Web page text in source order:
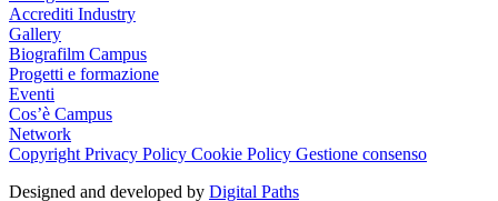
Accrediti Industry
Gallery
Biografilm Campus
Progetti e formazione
Eventi
Cos’è Campus
Network
Copyright Privacy Policy Cookie Policy Gestione consenso
Designed and developed by Digital Paths